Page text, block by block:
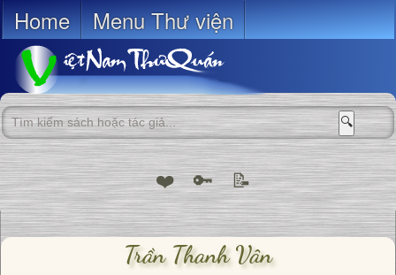
Home Menu Thư viện
🔍
❤️ 🔑 📝
Trần Thanh Vân